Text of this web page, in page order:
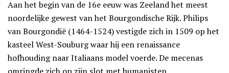
Aan het begin van de 16e eeuw was Zeeland het meest
noordelijke gewest van het Bourgondische Rijk. Philips
van Bourgondië (1464-1524) vestigde zich in 1509 op het
kasteel West-Souburg waar hij een renaissance
hofhouding naar Italiaans model voerde. De mecenas